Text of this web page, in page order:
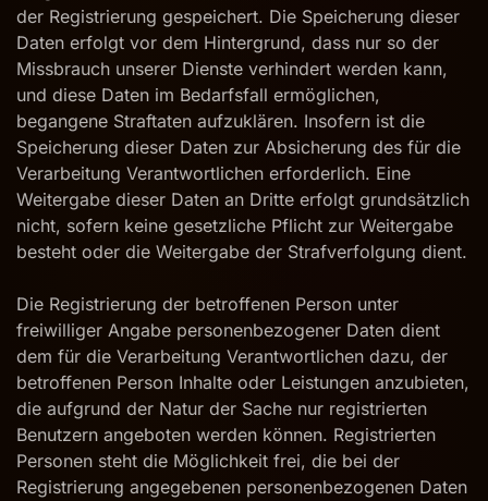
der Registrierung gespeichert. Die Speicherung dieser
Daten erfolgt vor dem Hintergrund, dass nur so der
Missbrauch unserer Dienste verhindert werden kann,
und diese Daten im Bedarfsfall ermöglichen,
begangene Straftaten aufzuklären. Insofern ist die
Speicherung dieser Daten zur Absicherung des für die
Verarbeitung Verantwortlichen erforderlich. Eine
Weitergabe dieser Daten an Dritte erfolgt grundsätzlich
nicht, sofern keine gesetzliche Pflicht zur Weitergabe
besteht oder die Weitergabe der Strafverfolgung dient.
Die Registrierung der betroffenen Person unter
freiwilliger Angabe personenbezogener Daten dient
dem für die Verarbeitung Verantwortlichen dazu, der
betroffenen Person Inhalte oder Leistungen anzubieten,
die aufgrund der Natur der Sache nur registrierten
Benutzern angeboten werden können. Registrierten
Personen steht die Möglichkeit frei, die bei der
Registrierung angegebenen personenbezogenen Daten